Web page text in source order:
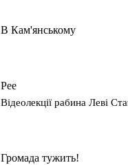
В Кам'янському
Рее
Відеолекції рабина Леві
Громада тужить!